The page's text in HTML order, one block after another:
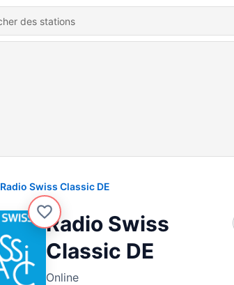
Radio Swiss Classic DE
Radio Swiss
Classic DE
Online